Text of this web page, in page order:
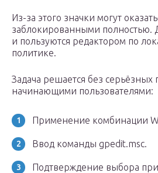
Из-за этого значки могут
заблокированными полностью.
и пользуются редактором по
политике.
Задача решается без серьёзных
начинающими пользователями:
Применение комбинации
Ввод команды gpedit.msc.
Подтверждение выбора